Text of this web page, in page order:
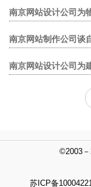
南京网站设计公司为
南京网站制作公司谈
南京网站设计公司为
©2003
苏ICP备